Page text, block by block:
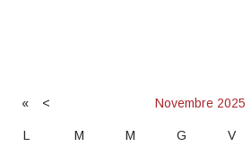
« < Novembre 2025
L M M G V